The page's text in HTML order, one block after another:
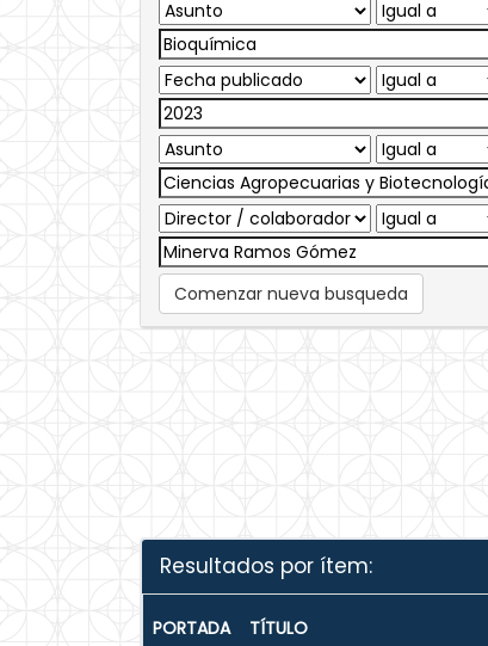
Comenzar nueva busqueda
Resultados por ítem:
PORTADA TÍTULO